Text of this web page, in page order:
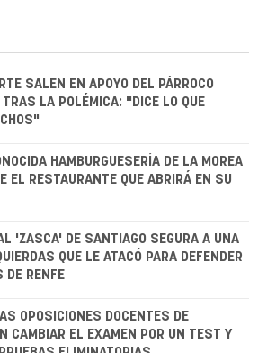
SALEN EN APOYO DEL PÁRROCO
LA POLÉMICA: "DICE LO QUE
HAMBURGUESERÍA DE LA MOREA
EL RESTAURANTE QUE ABRIRÁ EN SU
'ZASCA' DE SANTIAGO SEGURA A UNA
QUE LE ATACÓ PARA DEFENDER
DE RENFE
OPOSICIONES DOCENTES DE
CAMBIAR EL EXAMEN POR UN TEST Y